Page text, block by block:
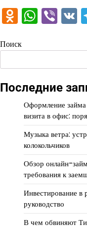
Поиск
Последние
Оформление займа
визита в офис:
Музыка ветра:
колокольчиков
Обзор онлайн-
требования к
Инвестирование в
руководство
В чем обвиняют